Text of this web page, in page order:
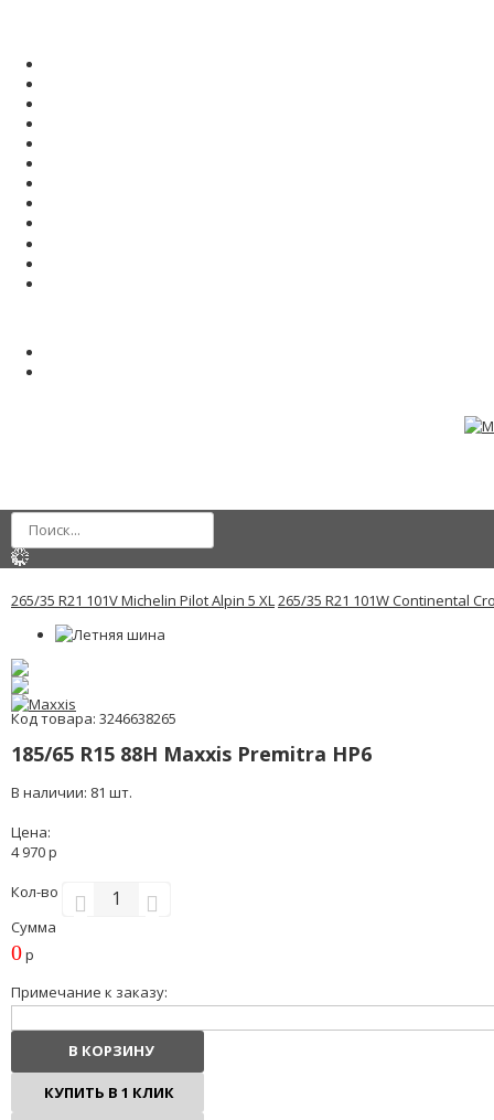
265/35 R21 101V Michelin Pilot Alpin 5 XL265/35 R21 101W Continental
Код товара: 3246638265
185/65 R15 88H Maxxis Premitra HP6
В наличии: 81 шт.
Цена:
4 970 р
Кол-во
Сумма
0р
Примечание к заказу:
В КОРЗИНУ
КУПИТЬ В 1 КЛИК